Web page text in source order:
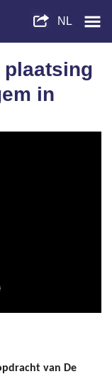
plaatsing
in
van De